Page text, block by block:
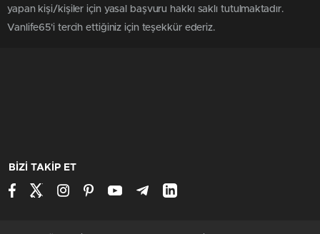
yapan kişi/kişiler için yasal başvuru hakkı saklı tutulmaktadır.
Vanlife65'i tercih ettiğiniz için teşekkür ederiz.
BİZİ TAKİP ET